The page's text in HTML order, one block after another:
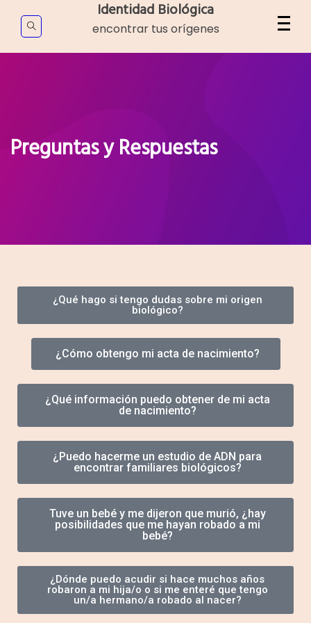
Identidad Biológica
encontrar tus orígenes
Preguntas y Respuestas
¿Qué hago si tengo dudas sobre mi origen
biológico?
¿Cómo obtengo mi acta de nacimiento?
¿Qué información puedo obtener de mi acta
de nacimiento?
¿Puedo hacerme un estudio de ADN para
encontrar familiares biológicos?
Tuve un bebé y me dijeron que murió, ¿hay
posibilidades que me hayan robado a mi
bebé?
¿Dónde puedo acudir si hace muchos años
robaron a mi hija/o o si me enteré que tengo
un/a hermano/a robado al nacer?